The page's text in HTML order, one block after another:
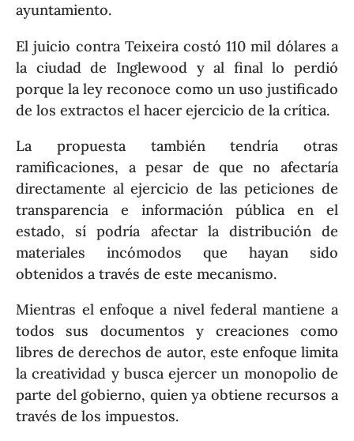
ayuntamiento.
El juicio contra Teixeira costó 110 mil dólares a
la ciudad de Inglewood y al final lo perdió
porque la ley reconoce como un uso justificado
de los extractos el hacer ejercicio de la crítica.
La propuesta también tendría otras
ramificaciones, a pesar de que no afectaría
directamente al ejercicio de las peticiones de
transparencia e información pública en el
estado, sí podría afectar la distribución de
materiales incómodos que hayan sido
obtenidos a través de este mecanismo.
Mientras el enfoque a nivel federal mantiene a
todos sus documentos y creaciones como
libres de derechos de autor, este enfoque limita
la creatividad y busca ejercer un monopolio de
parte del gobierno, quien ya obtiene recursos a
través de los impuestos.